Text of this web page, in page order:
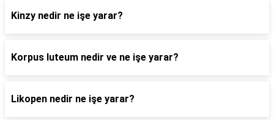
Kinzy nedir ne işe yarar?
Korpus luteum nedir ve ne işe yarar?
Likopen nedir ne işe yarar?